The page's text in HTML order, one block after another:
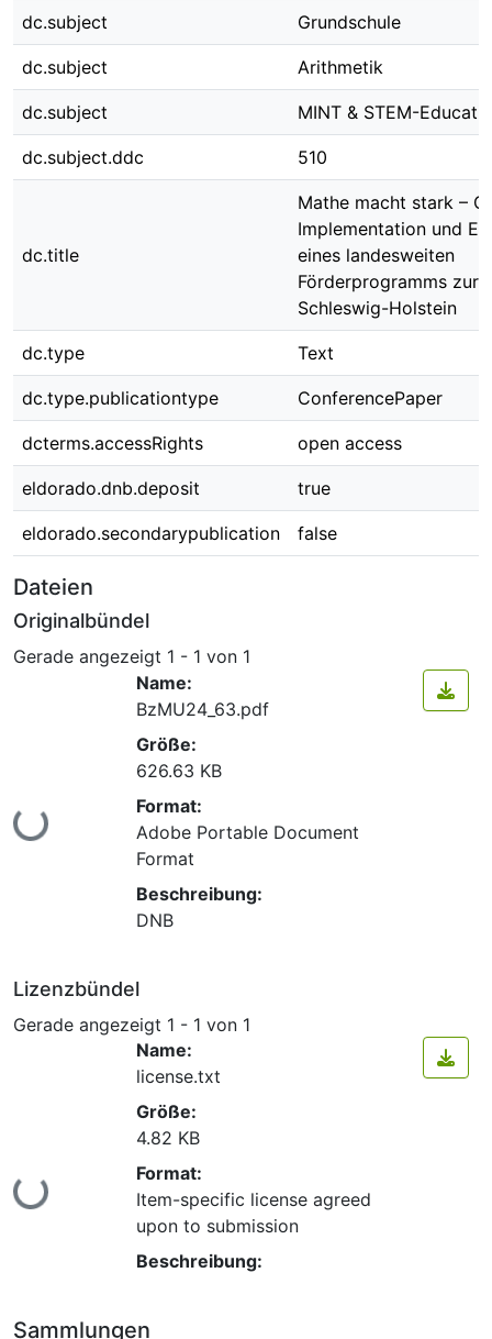
dc.subject Grundschule
dc.subject Arithmetik
dc.subject MINT & STEM-
dc.subject.ddc 510
dc.title
Mathe macht stark –
Implementation und
eines landesweiten
Förderprogramms zur
Schleswig-Holstein
dc.type Text
dc.type.publicationtype ConferencePaper
dcterms.accessRights open access
eldorado.dnb.deposit true
eldorado.secondarypublication false
Dateien
Originalbündel
Gerade angezeigt 1 - 1 von 1
Lade...
Name:
BzMU24_63.pdf
Größe:
626.63 KB
Format:
Adobe Portable Document
Format
Beschreibung:
DNB
Lizenzbündel
Gerade angezeigt 1 - 1 von 1
Lade...
Name:
license.txt
Größe:
4.82 KB
Format:
Item-specific license agreed
upon to submission
Beschreibung:
Sammlungen